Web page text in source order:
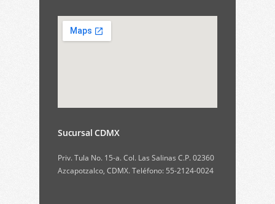
Sucursal CDMX
Priv. Tula No. 15-a. Col. Las Salinas C.P. 02360
Azcapotzalco, CDMX. Teléfono: 55-2124-0024